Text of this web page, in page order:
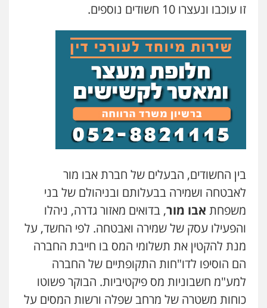
זו עוכבו ונעצרו 10 חשודים נוספים.
בין החשודים, הבעלים של חברת אבו מור
לאבטחה ושמירה בבעלותם ובניהולם של בני
משפחת אבו מור, בדואים מאזור גדרה, ניהלו
והפעילו עסק של שמירה ואבטחה. לפי החשד, על
מנת להקטין את תשלומי המס בו חייבת החברה
הם הוסיפו לדו"חות התקופתיים של החברה
למע"מ חשבוניות מס פיקטיביות. הבוקר פשוטו
כוחות משטרה של מרחב שפלה ורשות המסים על